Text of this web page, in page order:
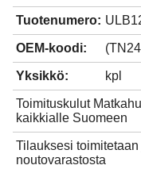
Tuotenumero:
OEM-koodi:
Yksikkö: kpl
Toimituskulut
kaikkialle Suomeen
Tilauksesi
noutovarastosta